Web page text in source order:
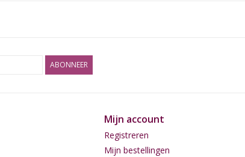
ABONNEER
Mijn account
Registreren
Mijn bestellingen